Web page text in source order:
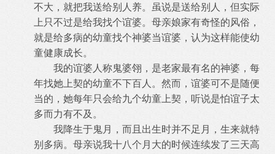
不大，就把我送给别人养。虽说是送给别人，但实际
上只不过是给我找个谊婆。母亲娘家有奇怪的风俗，
就是给多病的幼童找个神婆当谊婆，认为这样能使幼
童健康成长。
我的谊婆人称鬼婆翎，是老家最有名的神婆，每
年找她上契的幼童不下百人。然而，谊婆可不是随便
当的，她每年只会给九个幼童上契， 听说是怕谊子太
多而力有不及。
我降生于鬼月，而且出生时并不足月，生来就特
别多病。母亲说我十八个月大的时候连续发了三天高